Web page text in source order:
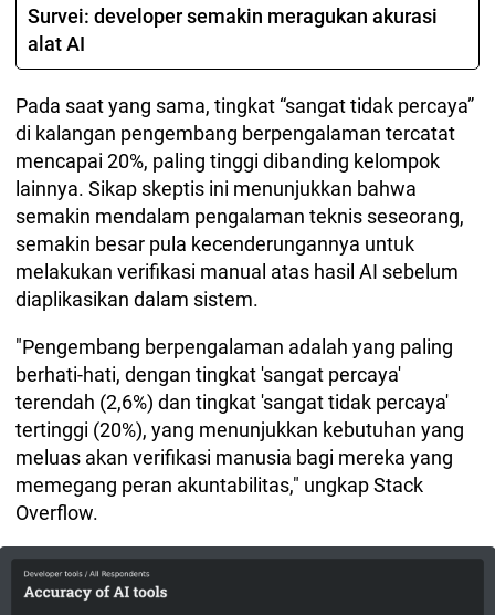
Survei: developer semakin meragukan akurasi
alat AI
Pada saat yang sama, tingkat “sangat tidak percaya”
di kalangan pengembang berpengalaman tercatat
mencapai 20%, paling tinggi dibanding kelompok
lainnya. Sikap skeptis ini menunjukkan bahwa
semakin mendalam pengalaman teknis seseorang,
semakin besar pula kecenderungannya untuk
melakukan verifikasi manual atas hasil AI sebelum
diaplikasikan dalam sistem.
"Pengembang berpengalaman adalah yang paling
berhati-hati, dengan tingkat 'sangat percaya'
terendah (2,6%) dan tingkat 'sangat tidak percaya'
tertinggi (20%), yang menunjukkan kebutuhan yang
meluas akan verifikasi manusia bagi mereka yang
memegang peran akuntabilitas," ungkap Stack
Overflow.